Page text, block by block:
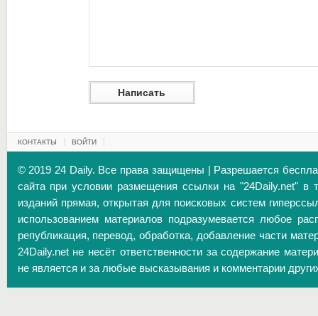
КОНТАКТЫ ВОЙТИ
© 2019 24 Daily. Все права защищены | Разрешается
сайта при условии размещения ссылки на "24Daily.net" в
изданий прямая, открытая для поисковых систем
использованием материалов подразумевается любое
републикация, перевод, обработка, добавление части
24Daily.net не несёт ответственности за содержание
не является и за любые высказывания и комментарии